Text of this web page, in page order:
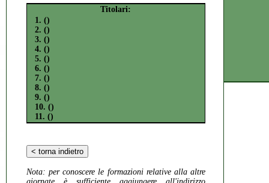
Titolari:
1. ()
2. ()
3. ()
4. ()
5. ()
6. ()
7. ()
8. ()
9. ()
10. ()
11. ()
Nota: per conoscere le formazioni relative alla altre
giornate è sufficiente aggiungere all'indirizzo